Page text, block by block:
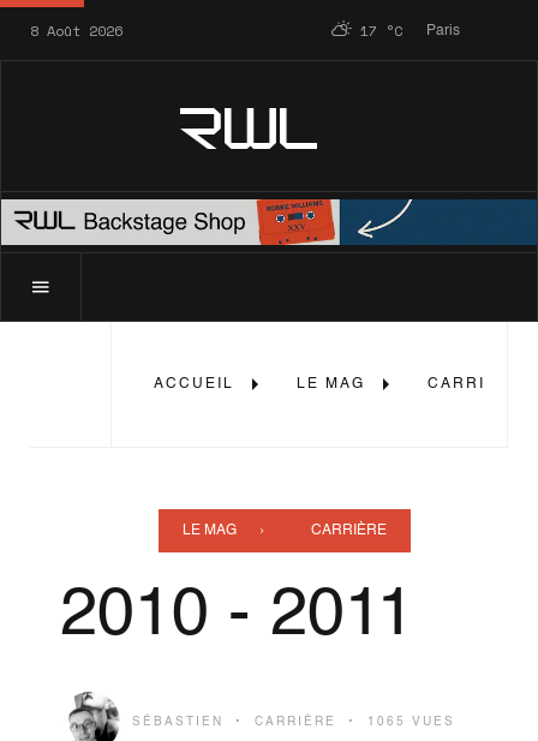
8 Août 2026 Paris
17 °C
RWL
ACCUEIL LE MAG CARRIÈRE
LE MAG CARRIÈRE
2010 - 2011
SÉBASTIEN CARRIÈRE 1065 VUES